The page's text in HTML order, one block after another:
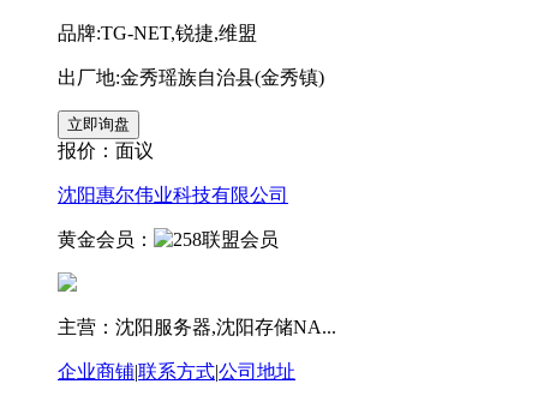
品牌:TG-NET,锐捷,维盟
出厂地:金秀瑶族自治县(金秀镇)
报价： 面议
沈阳惠尔伟业科技有限公司
黄金会员：
主营：沈阳服务器,沈阳存储NA...
企业商铺|联系方式|公司地址